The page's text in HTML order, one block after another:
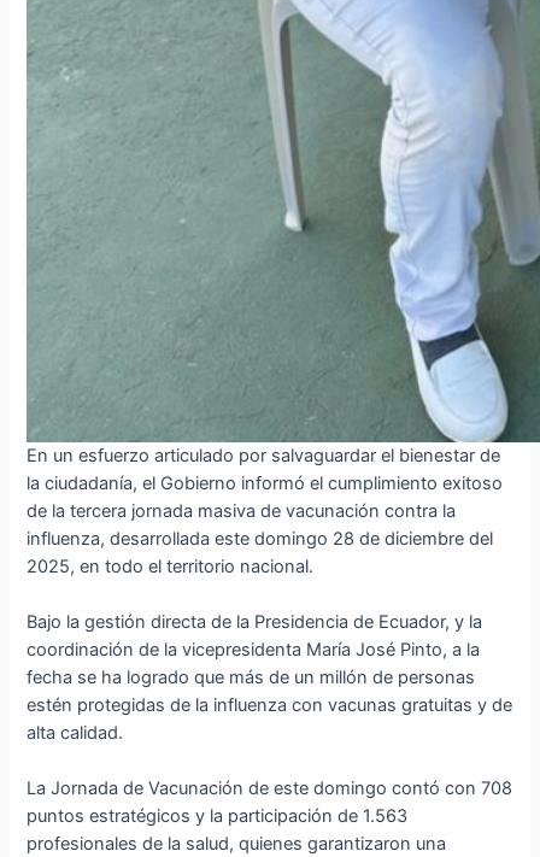
En un esfuerzo articulado por salvaguardar el bienestar de
la ciudadanía, el Gobierno informó el cumplimiento exitoso
de la tercera jornada masiva de vacunación contra la
influenza, desarrollada este domingo 28 de diciembre del
2025, en todo el territorio nacional.
Bajo la gestión directa de la Presidencia de Ecuador, y la
coordinación de la vicepresidenta María José Pinto, a la
fecha se ha logrado que más de un millón de personas
estén protegidas de la influenza con vacunas gratuitas y de
alta calidad.
La Jornada de Vacunación de este domingo contó con 708
puntos estratégicos y la participación de 1.563
profesionales de la salud, quienes garantizaron una